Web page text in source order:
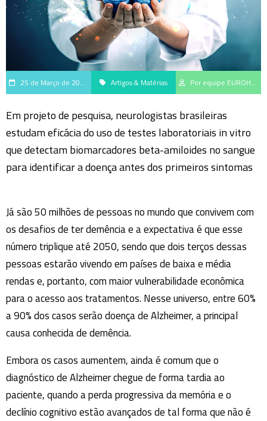
25 de Março de 2024 Artigos & Matérias Por equipe EUROHub, hub de geração e disseminação do saber científico da EUROIMMUN Brasil
Em projeto de pesquisa, neurologistas brasileiras
estudam eficácia do uso de testes laboratoriais in vitro
que detectam biomarcadores beta-amiloides no sangue
para identificar a doença antes dos primeiros sintomas
Já são 50 milhões de pessoas no mundo que convivem com
os desafios de ter demência e a expectativa é que esse
número triplique até 2050, sendo que dois terços dessas
pessoas estarão vivendo em países de baixa e média
rendas e, portanto, com maior vulnerabilidade econômica
para o acesso aos tratamentos. Nesse universo, entre 60%
a 90% dos casos serão doença de Alzheimer, a principal
causa conhecida de demência.
Embora os casos aumentem, ainda é comum que o
diagnóstico de Alzheimer chegue de forma tardia ao
paciente, quando a perda progressiva da memória e o
declínio cognitivo estão avançados de tal forma que não é